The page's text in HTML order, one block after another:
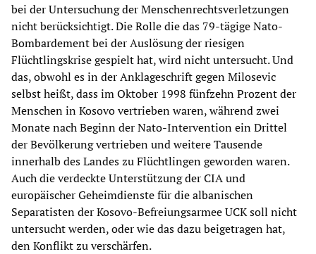
bei der Untersuchung der Menschenrechtsverletzungen
nicht berücksichtigt. Die Rolle die das 79-tägige Nato-
Bombardement bei der Auslösung der riesigen
Flüchtlingskrise gespielt hat, wird nicht untersucht. Und
das, obwohl es in der Anklageschrift gegen Milosevic
selbst heißt, dass im Oktober 1998 fünfzehn Prozent der
Menschen in Kosovo vertrieben waren, während zwei
Monate nach Beginn der Nato-Intervention ein Drittel
der Bevölkerung vertrieben und weitere Tausende
innerhalb des Landes zu Flüchtlingen geworden waren.
Auch die verdeckte Unterstützung der CIA und
europäischer Geheimdienste für die albanischen
Separatisten der Kosovo-Befreiungsarmee UCK soll nicht
untersucht werden, oder wie das dazu beigetragen hat,
den Konflikt zu verschärfen.